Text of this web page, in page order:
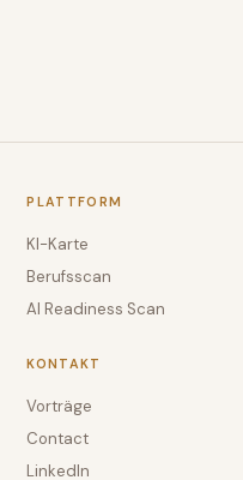
PLATTFORM
KI-Karte
Berufsscan
AI Readiness Scan
KONTAKT
Vorträge
Contact
LinkedIn